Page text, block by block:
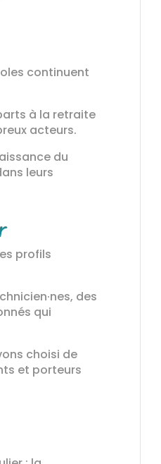
continuent
à la retraite
acteurs.
du
leurs
profils
des
qui
choisi de
et porteurs